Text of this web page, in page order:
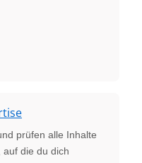
prüfen alle Inhalte
die du dich